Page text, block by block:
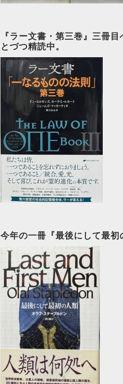
『ラー文書・第三巻』三冊目
とづつ精読中。
今年の一冊『最後にして最初